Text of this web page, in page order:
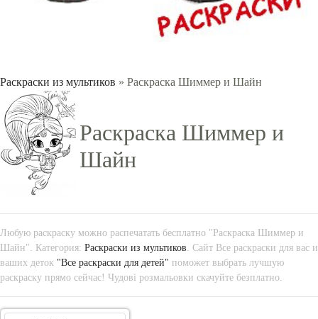
Раскраски из мультиков » Раскраска Шиммер и Шайн
Раскраска Шиммер и
Шайн
Любую раскраску можно распечатать бесплатно "Раскраска Шиммер и
Шайн". Категория: Раскраски из мультиков . Сайт Все раскраски для вас и
ваших деток "Все раскраски для детей" поможет выбрать лучшую
раскраску прямо сейчас! Чудові розмальовки скачуйте безплатно.